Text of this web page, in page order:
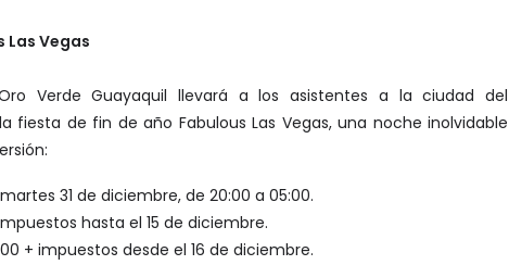
Las Vegas
Verde Guayaquil llevará a los asistentes a la ciudad del
fiesta de fin de año Fabulous Las Vegas, una noche inolvidable
31 de diciembre, de 20:00 a 05:00.
hasta el 15 de diciembre.
+ impuestos desde el 16 de diciembre.